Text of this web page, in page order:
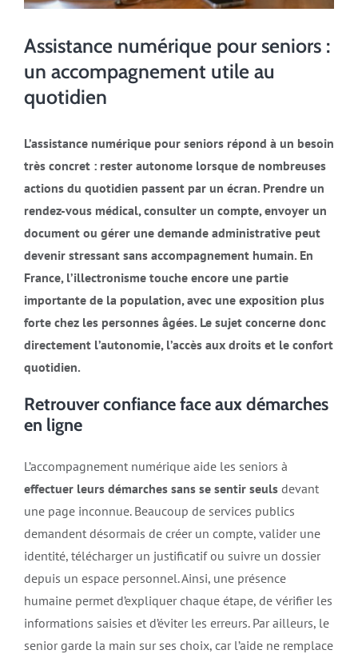
Assistance numérique pour seniors :
un accompagnement utile au
quotidien
L’assistance numérique pour seniors répond à un besoin
très concret : rester autonome lorsque de nombreuses
actions du quotidien passent par un écran. Prendre un
rendez-vous médical, consulter un compte, envoyer un
document ou gérer une demande administrative peut
devenir stressant sans accompagnement humain. En
France, l’illectronisme touche encore une partie
importante de la population, avec une exposition plus
forte chez les personnes âgées. Le sujet concerne donc
directement l’autonomie, l’accès aux droits et le confort
quotidien.
Retrouver confiance face aux démarches
en ligne
L’accompagnement numérique aide les seniors à
effectuer leurs démarches sans se sentir seuls devant
une page inconnue. Beaucoup de services publics
demandent désormais de créer un compte, valider une
identité, télécharger un justificatif ou suivre un dossier
depuis un espace personnel. Ainsi, une présence
humaine permet d’expliquer chaque étape, de vérifier les
informations saisies et d’éviter les erreurs. Par ailleurs, le
senior garde la main sur ses choix, car l’aide ne remplace